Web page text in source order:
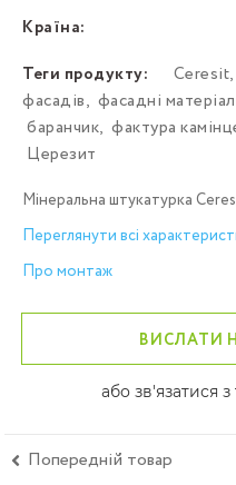
Країна:
Теги продукту:
Ceresit,
фасадів, фасадні
баранчик, фактура
Церезит
Мінеральна штукатурка
Переглянути всі
Про монтаж
ВИСЛАТИ
або зв'язатися
Попередній товар